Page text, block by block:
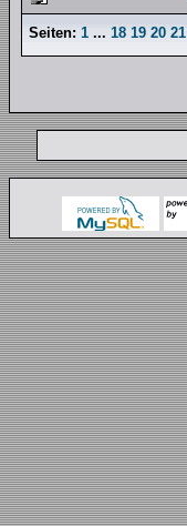
Seiten: 1 ... 18 19 20 21